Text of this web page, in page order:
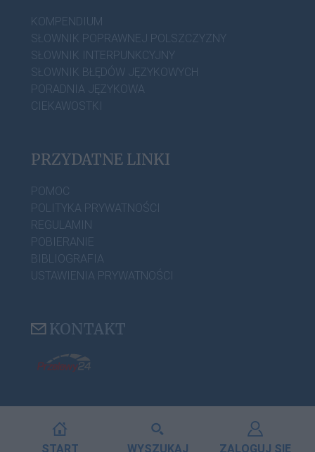
KOMPENDIUM
SŁOWNIK POPRAWNEJ POLSZCZYZNY
SŁOWNIK INTERPUNKCYJNY
SŁOWNIK BŁĘDÓW JĘZYKOWYCH
PORADNIA JĘZYKOWA
CIEKAWOSTKI
PRZYDATNE LINKI
POMOC
POLITYKA PRYWATNOŚCI
REGULAMIN
POBIERANIE
BIBLIOGRAFIA
USTAWIENIA PRYWATNOŚCI
KONTAKT
START WYSZUKAJ ZALOGUJ SIĘ